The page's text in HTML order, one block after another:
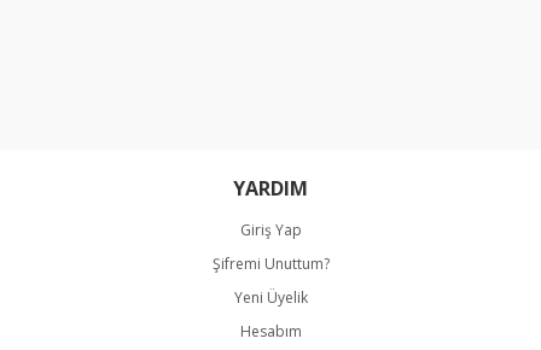
Bu ürüne benzer farklı alternatifler olmalı.
Gönder
YARDIM
Giriş Yap
Şifremi Unuttum?
Yeni Üyelik
Hesabım